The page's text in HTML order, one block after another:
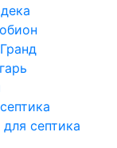
септика